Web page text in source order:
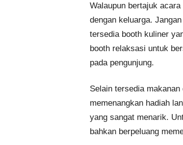
Walaupun bertajuk
dengan keluarga.
tersedia booth kuliner
booth relaksasi untuk
pada pengunjung.
Selain tersedia
memenangkan hadiah
yang sangat menarik.
bahkan berpeluang